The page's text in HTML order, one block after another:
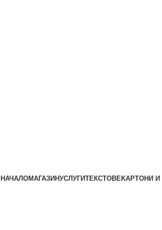
НАЧАЛОМАГАЗИНУСЛУГИТЕКСТОВЕKАРТОНИ